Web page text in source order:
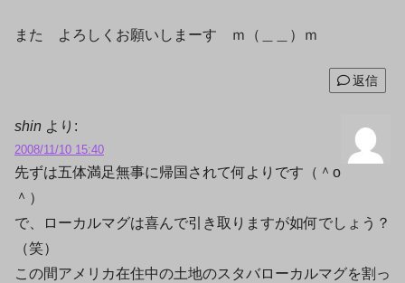
また よろしくお願いしまーす ｍ（＿＿）ｍ
返信
shin より:
2008/11/10 15:40
先ずは五体満足無事に帰国されて何よりです（＾o
＾）
で、ローカルマグは喜んで引き取りますが如何でしょう？
（笑）
この間アメリカ在住中の土地のスタバローカルマグを割っ